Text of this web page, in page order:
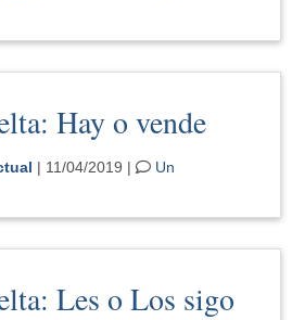
Hay o vende
| 11/04/2019 |
Un
Les o Los sigo